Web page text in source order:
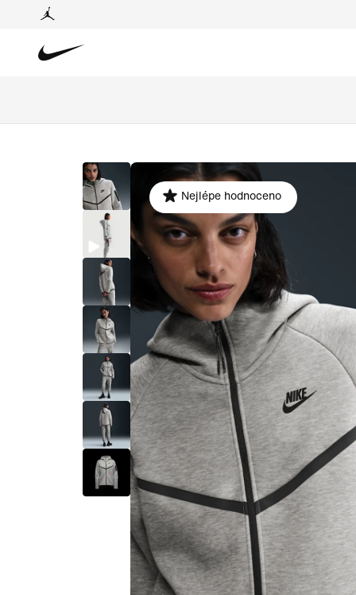
Nejlépe hodnoceno